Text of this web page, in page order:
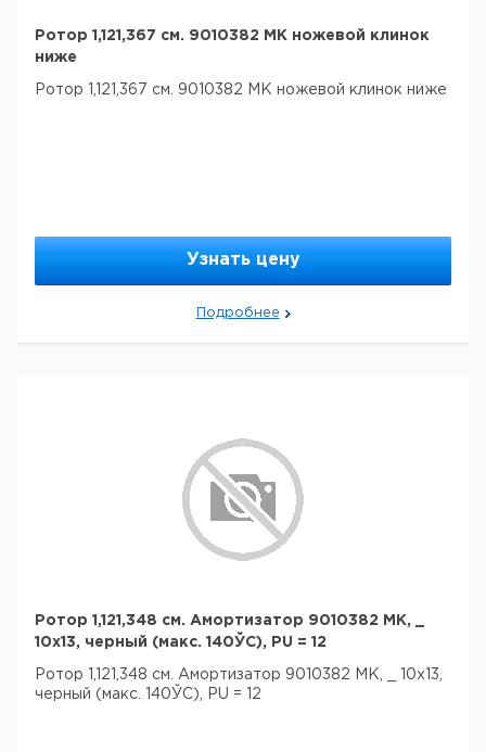
Ротор 1,121,367 см. 9010382 МК ножевой клинок
ниже
Ротор 1,121,367 см. 9010382 МК ножевой клинок ниже
Узнать цену
Подробнее
Ротор 1,121,348 см. Амортизатор 9010382 MK, _
10x13, черный (макс. 140ЎC), PU = 12
Ротор 1,121,348 см. Амортизатор 9010382 MK, _ 10x13,
черный (макс. 140ЎC), PU = 12